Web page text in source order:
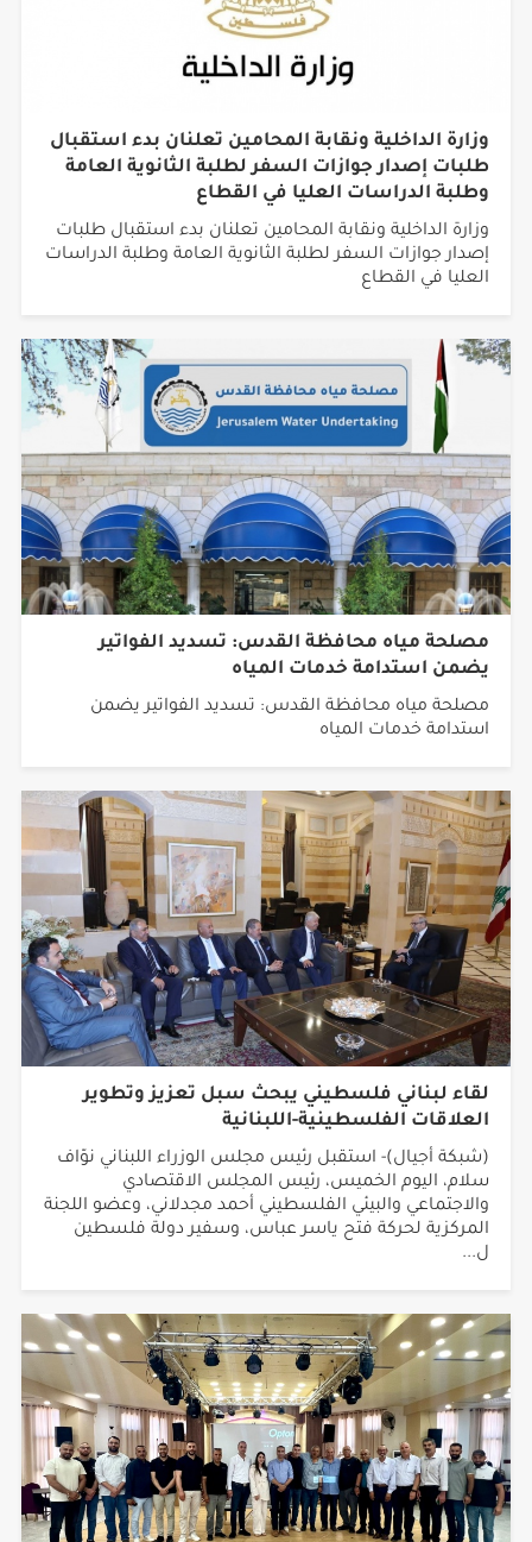
وزارة الداخلية ونقابة المحامين تعلنان بدء استقبال
طلبات إصدار جوازات السفر لطلبة الثانوية العامة
وطلبة الدراسات العليا في القطاع
وزارة الداخلية ونقابة المحامين تعلنان بدء استقبال طلبات
إصدار جوازات السفر لطلبة الثانوية العامة وطلبة الدراسات
العليا في القطاع
مصلحة مياه محافظة القدس: تسديد الفواتير
يضمن استدامة خدمات المياه
مصلحة مياه محافظة القدس: تسديد الفواتير يضمن
استدامة خدمات المياه
لقاء لبناني فلسطيني يبحث سبل تعزيز وتطوير
العلاقات الفلسطينية-اللبنانية
(شبكة أجيال)- استقبل رئيس مجلس الوزراء اللبناني نوّاف
سلام، اليوم الخميس، رئيس المجلس الاقتصادي
والاجتماعي والبيئي الفلسطيني أحمد مجدلاني، وعضو اللجنة
المركزية لحركة فتح ياسر عباس، وسفير دولة فلسطين
ل...